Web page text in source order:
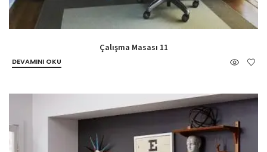
Çalışma Masası 11
DEVAMINI OKU